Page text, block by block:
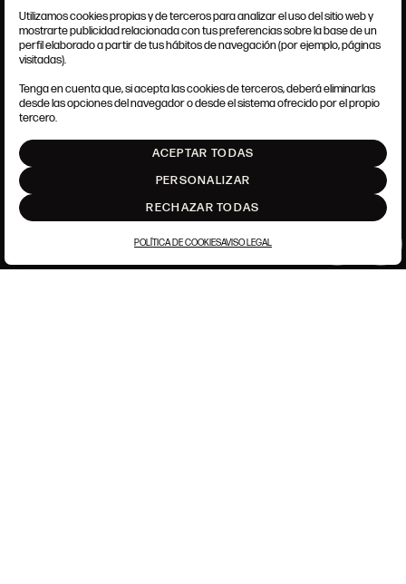
TÉRMINOS Y CONDICIONES
POLÍTICA DE COOKIES
AJUSTE DE COOKIES
Utilizamos cookies propias y de terceros para analizar el uso del sitio web y
mostrarte publicidad relacionada con tus preferencias sobre la base de un
perfil elaborado a partir de tus hábitos de navegación (por ejemplo, páginas
visitadas).
Tenga en cuenta que, si acepta las cookies de terceros, deberá eliminarlas
desde las opciones del navegador o desde el sistema ofrecido por el propio
tercero.
ACEPTAR TODAS
PERSONALIZAR
RECHAZAR TODAS
POLÍTICA DE COOKIESAVISO LEGAL